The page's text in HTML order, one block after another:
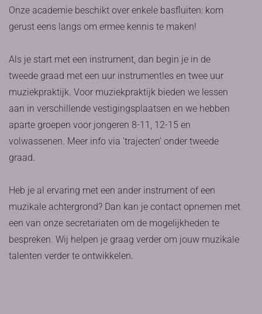
Onze academie beschikt over enkele basfluiten: kom
gerust eens langs om ermee kennis te maken!
Als je start met een instrument, dan begin je in de
tweede graad met een uur instrumentles en twee uur
muziekpraktijk. Voor muziekpraktijk bieden we lessen
aan in verschillende vestigingsplaatsen en we hebben
aparte groepen voor jongeren 8-11, 12-15 en
volwassenen. Meer info via 'trajecten' onder tweede
graad.
Heb je al ervaring met een ander instrument of een
muzikale achtergrond? Dan kan je contact opnemen met
een van onze secretariaten om de mogelijkheden te
bespreken. Wij helpen je graag verder om jouw muzikale
talenten verder te ontwikkelen.